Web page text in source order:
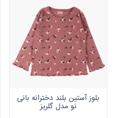
بلوز آستین بلند دخترانه بانی
نو مدل گلریز